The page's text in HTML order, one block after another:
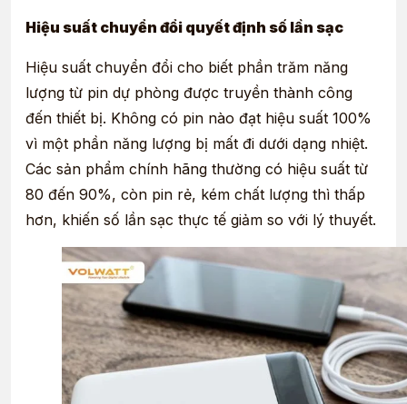
Hiệu suất chuyển đổi quyết định số lần sạc
Hiệu suất chuyển đổi cho biết phần trăm năng
lượng từ pin dự phòng được truyền thành công
đến thiết bị. Không có pin nào đạt hiệu suất 100%
vì một phần năng lượng bị mất đi dưới dạng nhiệt.
Các sản phẩm chính hãng thường có hiệu suất từ
80 đến 90%, còn pin rẻ, kém chất lượng thì thấp
hơn, khiến số lần sạc thực tế giảm so với lý thuyết.